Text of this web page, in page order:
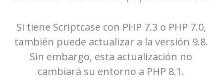
Si tiene Scriptcase con PHP 7.3 o PHP 7.0,
también puede actualizar a la versión 9.8.
Sin embargo, esta actualización no
cambiará su entorno a PHP 8.1.